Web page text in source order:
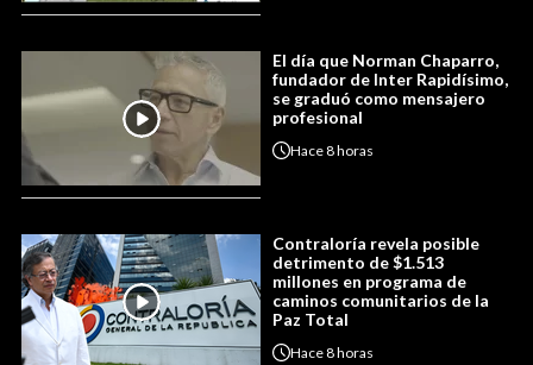
El día que Norman Chaparro,
fundador de Inter Rapidísimo,
se graduó como mensajero
profesional
Hace8 horas
Contraloría revela posible
detrimento de $1.513
millones en programa de
caminos comunitarios de la
Paz Total
Hace8 horas